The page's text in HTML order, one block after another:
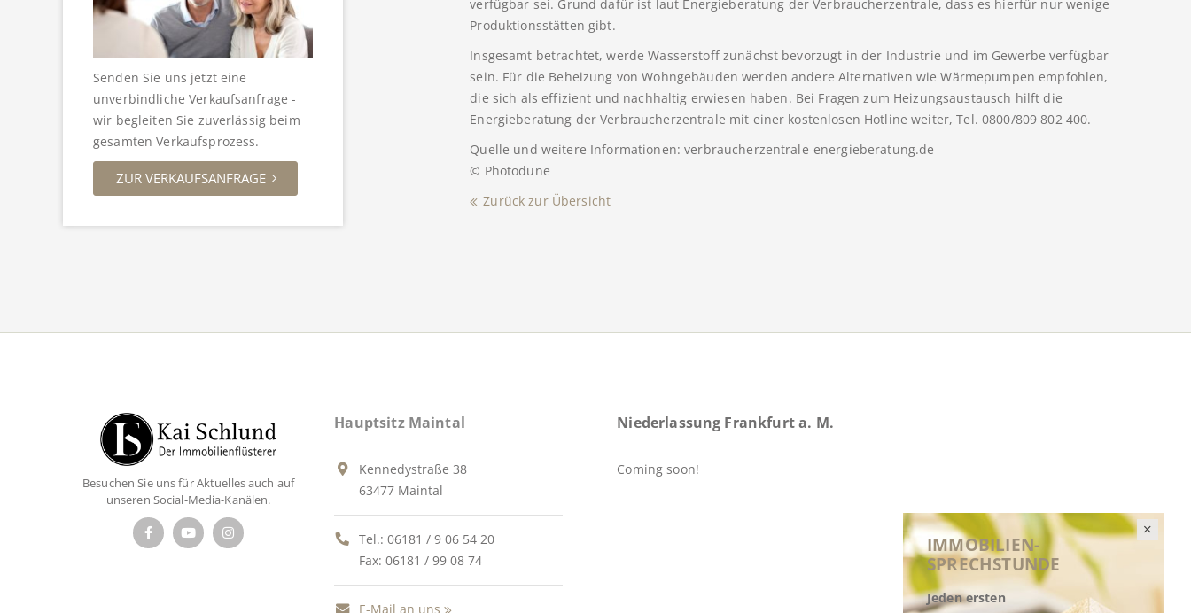
Senden Sie uns jetzt eine
unverbindliche Verkaufsanfrage -
wir begleiten Sie zuverlässig beim
gesamten Verkaufsprozess.
ZUR VERKAUFSANFRAGE
verfügbar sei. Grund dafür ist laut Energieberatung der Verbraucherzentrale, dass es hierfür nur wenige
Produktionsstätten gibt.
Insgesamt betrachtet, werde Wasserstoff zunächst bevorzugt in der Industrie und im Gewerbe verfügbar
sein. Für die Beheizung von Wohngebäuden werden andere Alternativen wie Wärmepumpen empfohlen,
die sich als effizient und nachhaltig erwiesen haben. Bei Fragen zum Heizungsaustausch hilft die
Energieberatung der Verbraucherzentrale mit einer kostenlosen Hotline weiter, Tel. 0800/809 802 400.
Quelle und weitere Informationen: verbraucherzentrale-energieberatung.de
© Photodune
Zurück zur Übersicht
IMMOBILIEN-
SPRECHSTUNDE
Jeden ersten
Besuchen Sie uns für Aktuelles auch auf
unseren Social-Media-Kanälen.
Hauptsitz Maintal
Kennedystraße 38
63477 Maintal
Tel.:06181 / 9 06 54 20
Fax: 06181 / 99 08 74
E-Mail an uns
Niederlassung Frankfurt a. M.
Coming soon!